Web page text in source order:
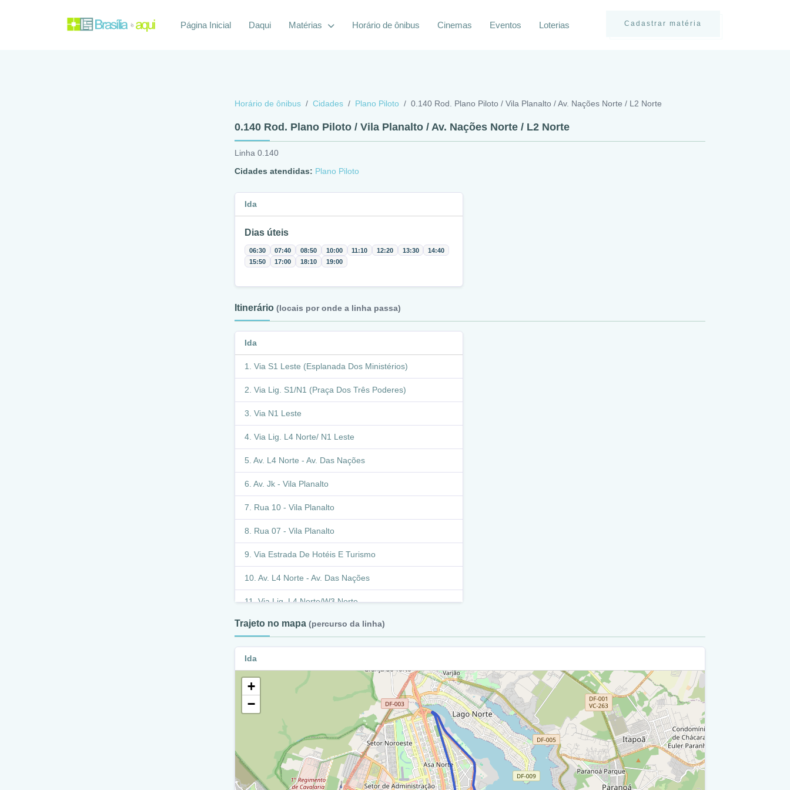
Cadastrar matéria
Página Inicial Daqui Matérias Horário de ônibus Cinemas Eventos Loterias
Horário de ônibus Cidades Plano Piloto 0.140 Rod. Plano Piloto / Vila Planalto / Av. Nações Norte / L2 Norte
0.140 Rod. Plano Piloto / Vila Planalto / Av. Nações Norte / L2 Norte
Linha 0.140
Cidades atendidas: Plano Piloto
Ida
Dias úteis
06:30 07:40 08:50 10:00 11:10 12:20 13:30
14:40
15:50
17:00 18:10 19:00
Itinerário (locais por onde a linha passa)
Ida
Via S1 Leste (Esplanada Dos Ministérios)
Via Lig. S1/N1 (Praça Dos Três Poderes)
Via N1 Leste
Via Lig. L4 Norte/ N1 Leste
Av. L4 Norte - Av. Das Nações
Av. Jk - Vila Planalto
Rua 10 - Vila Planalto
Rua 07 - Vila Planalto
Via Estrada De Hotéis E Turismo
Av. L4 Norte - Av. Das Nações
Via Lig. L4 Norte/W3 Norte
Av. L2 Norte
Via N1 Leste
Trajeto no mapa (percurso da linha)
Ida
+
−